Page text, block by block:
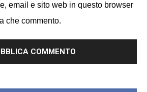
email e sito web in questo browser
che commento.